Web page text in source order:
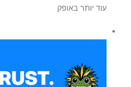
עוד יותר באופק